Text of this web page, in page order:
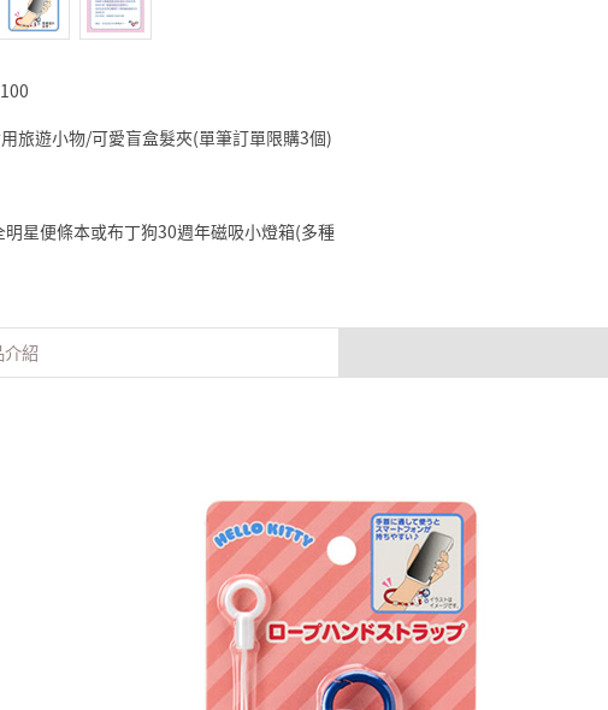
旅遊小物/可愛盲盒髮夾(單筆訂單限購3個)
星便條本或布丁狗30週年磁吸小燈箱(多種
介紹